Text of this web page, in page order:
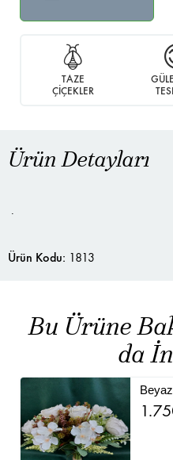
TAZE
ÇİÇEKLER
Ürün Detayları
.
Ürün Kodu: 1813
Bu Ürüne
da